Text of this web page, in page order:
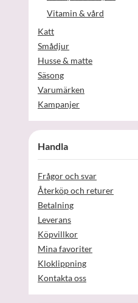
Vitamin & vård
Katt
Smådjur
Husse & matte
Säsong
Varumärken
Kampanjer
Handla
Frågor och svar
Återköp och returer
Betalning
Leverans
Köpvillkor
Mina favoriter
Kloklippning
Kontakta oss